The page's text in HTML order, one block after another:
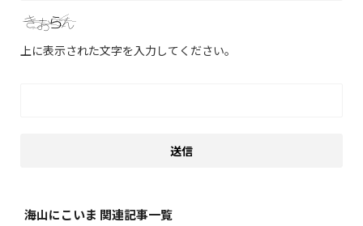
上に表示された文字を入力してください。
海山にこいま 関連記事一覧